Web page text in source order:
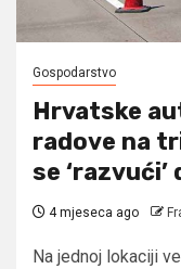
Gospodarstvo
Hrvatske
radove na
se
4 mjeseca ago
Na jednoj lokaciji